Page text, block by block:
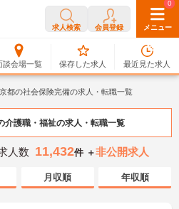
求人検索 会員登録 メニュー
談会場一覧
0
保存した求人
0
最近見た求人
都の社会保険完備の求人・転職一覧
介護職・福祉の求人・転職一覧
人数 11,432件 ＋非公開求人
月収順 年収順